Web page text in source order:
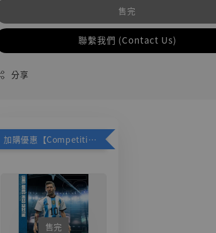
售完
聯繫我們 (Contact Us)
分享
加購優惠【Competitive Toys 梅西 [CM001]】
售完